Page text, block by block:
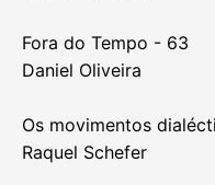
Cláudio Bezerra
Wiliam Pianco